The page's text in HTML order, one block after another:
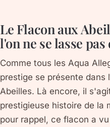
Le Flacon aux
l'on ne se lasse
Comme tous les Aqua
prestige se présente dans
Abeilles. Là encore, il
prestigieuse histoire de la
pour rappel, ce flacon a